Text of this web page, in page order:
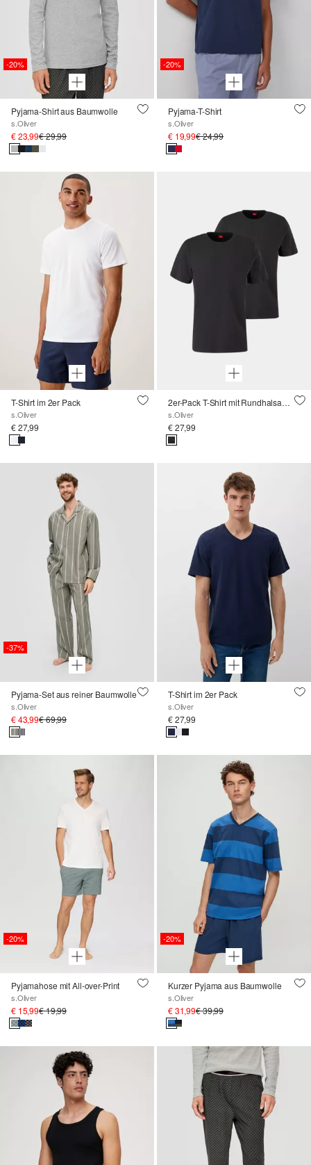
-20%
Pyjama-Shirt aus Baumwolle
s.Oliver
€ 23,99€ 29,99
-20%
Pyjama-T-Shirt
s.Oliver
€ 19,99€ 24,99
T-Shirt im 2er Pack
s.Oliver
€ 27,99
2er-Pack T-Shirt mit Rundhalsausschnitt
s.Oliver
€ 27,99
-37%
Pyjama-Set aus reiner Baumwolle
s.Oliver
€ 43,99€ 69,99
T-Shirt im 2er Pack
s.Oliver
€ 27,99
-20%
Pyjamahose mit All-over-Print
s.Oliver
€ 15,99€ 19,99
-20%
Kurzer Pyjama aus Baumwolle
s.Oliver
€ 31,99€ 39,99